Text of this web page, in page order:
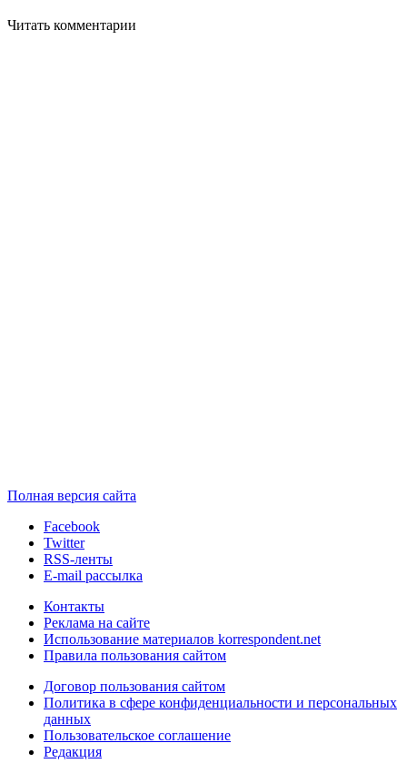
Читать комментарии
Полная версия сайта
Facebook
Twitter
RSS-ленты
E-mail рассылка
Контакты
Реклама на сайте
Использование материалов korrespondent.net
Правила пользования сайтом
Договор пользования сайтом
Политика в сфере конфиденциальности и персональных
данных
Пользовательское соглашение
Редакция